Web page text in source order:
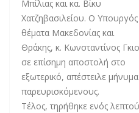
Μπίλιας και κα. Βίκυ
Χατζηβασιλείου. Ο
θέματα Μακεδονίας και
Θράκης, κ. Κωνσταντίνος
σε επίσημη αποστολή στο
εξωτερικό, απέστειλε
παρευρισκόμενους.
Τέλος, τηρήθηκε ενός